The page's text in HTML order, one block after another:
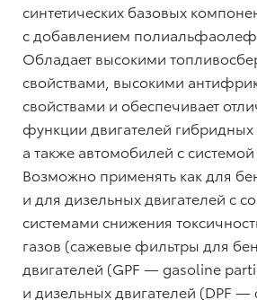
синтетических базовых
с добавлением
Обладает высокими
свойствами, высокими
свойствами и обеспечивает
функции двигателей гибридных
а также автомобилей с системой
Возможно применять как для
и для дизельных двигателей с
системами снижения
газов (сажевые фильтры для
двигателей (GPF — gasoline
и дизельных двигателей (DPF